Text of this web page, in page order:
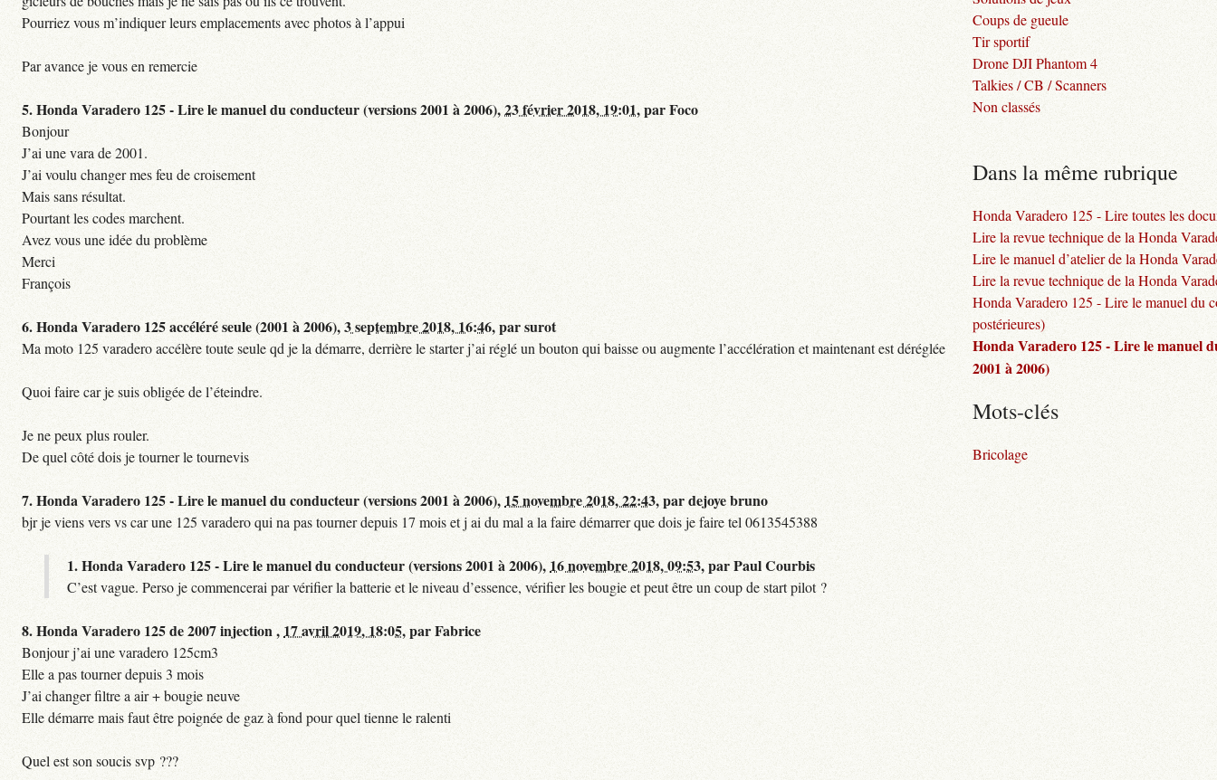
Pourriez vous m’indiquer leurs emplacements avec photos à l’appui
Par avance je vous en remercie
5.Honda Varadero 125 - Lire le manuel du conducteur (versions 2001 à 2006),23 février 2018, 19:01,parFoco
Bonjour
J’ai une vara de 2001.
J’ai voulu changer mes feu de croisement
Mais sans résultat.
Pourtant les codes marchent.
Avez vous une idée du problème
Merci
François
6.Honda Varadero 125 accéléré seule (2001 à 2006),3 septembre 2018, 16:46,parsurot
Ma moto 125 varadero accélère toute seule qd je la démarre, derrière le starter j’ai réglé un bouton qui baisse ou augmente l’accélération et maintenant est déréglée
Quoi faire car je suis obligée de l’éteindre.
Je ne peux plus rouler.
De quel côté dois je tourner le tournevis
7.Honda Varadero 125 - Lire le manuel du conducteur (versions 2001 à 2006), 15 novembre 2018, 22:43,pardejoye bruno
bjr je viens vers vs car une 125 varadero qui na pas tourner depuis 17 mois et j ai du mal a la faire démarrer que dois je faire tel 0613545388
1.Honda Varadero 125 - Lire le manuel du conducteur (versions 2001 à 2006), 16 novembre 2018, 09:53,parPaul Courbis
C’est vague. Perso je commencerai par vérifier la batterie et le niveau d’essence, vérifier les bougie et peut être un coup de start pilot ?
8.Honda Varadero 125 de 2007 injection , 17 avril 2019, 18:05,parFabrice
Bonjour j’ai une varadero 125cm3
Elle a pas tourner depuis 3 mois
J’ai changer filtre a air + bougie neuve
Elle démarre mais faut être poignée de gaz à fond pour quel tienne le ralenti
Quel est son soucis svp ???
Coups de gueule
Tir sportif
Drone DJI Phantom 4
Talkies / CB / Scanners
Non classés
Dans la même rubrique
Honda Varadero 125 - Lire toutes les
Lire la revue technique de la Honda
Lire le manuel d’atelier de la Honda
Lire la revue technique de la Honda
Honda Varadero 125 - Lire le manuel du
postérieures)
Honda Varadero 125 - Lire le manuel
2001 à 2006)
Mots-clés
Bricolage